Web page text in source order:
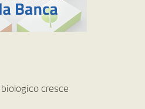
Il biologico cresce